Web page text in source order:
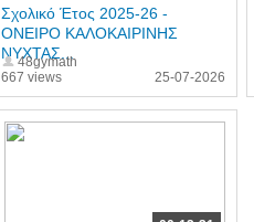
667 views
Σχολικό Έτος 2025-26 -
ΟΝΕΙΡΟ ΚΑΛΟΚΑΙΡΙΝΗΣ
ΝΥΧΤΑΣ...
48gymath
25-07-2026